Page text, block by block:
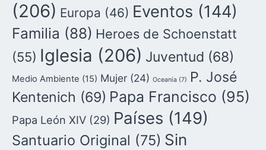
(206) Europa (46) Eventos (144)
Familia (88) Heroes de Schoenstatt
(55) Iglesia (206) Juventud (68)
Medio Ambiente (15) Mujer (24) Oceanía (7)
P. José
Kentenich (69) Papa Francisco (95)
Papa León XIV (29) Países (149)
Santuario Original (75) Sin